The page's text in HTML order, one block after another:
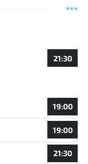
21:30
19:00
19:00
21:30